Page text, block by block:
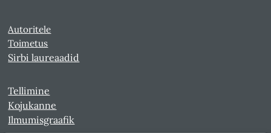
Autoritele
Toimetus
Sirbi laureaadid
Tellimine
Kojukanne
Ilmumisgraafik